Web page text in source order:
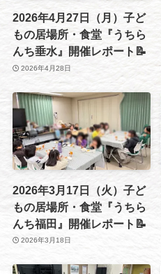
2026年4月27日（月）子ど
もの居場所・食堂『うちら
んち垂水』開催レポート📝
2026年4月28日
2026年3月17日（火）子ど
もの居場所・食堂『うちら
んち福田』開催レポート📝
2026年3月18日